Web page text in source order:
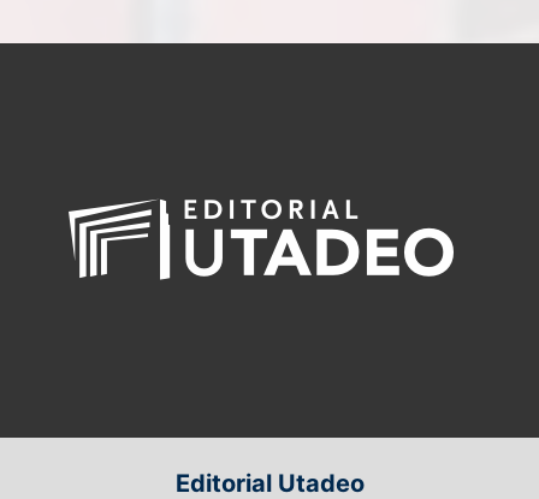
Editorial Utadeo